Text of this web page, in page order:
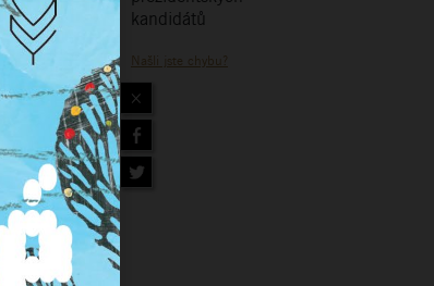
kandidátů
Našli jste chybu?
×